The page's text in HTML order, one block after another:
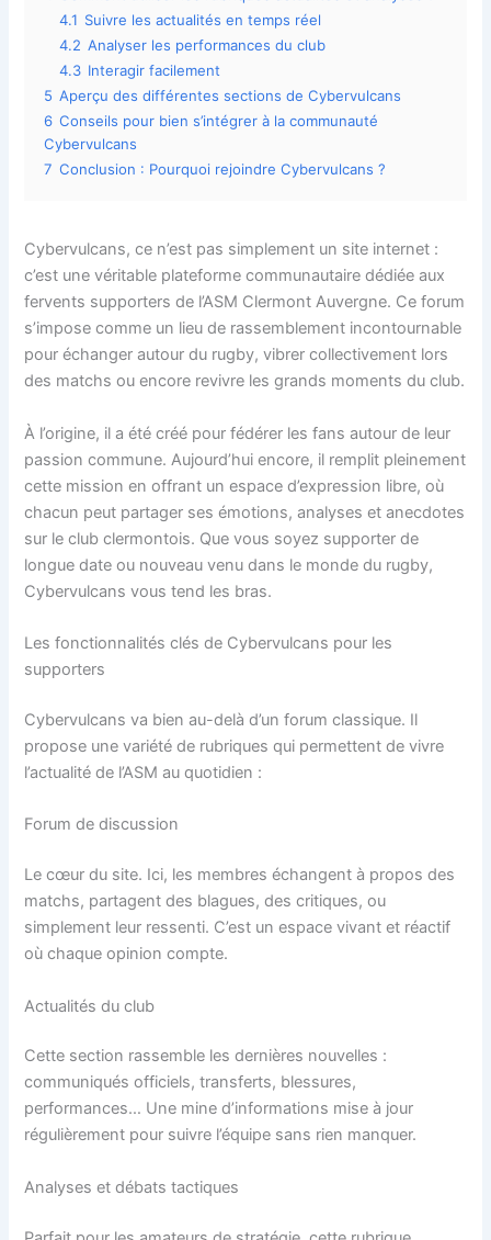
4.1 Suivre les actualités en temps réel
4.2 Analyser les performances du club
4.3 Interagir facilement
5 Aperçu des différentes sections de Cybervulcans
6 Conseils pour bien s’intégrer à la communauté
Cybervulcans
7 Conclusion : Pourquoi rejoindre Cybervulcans ?
Cybervulcans, ce n’est pas simplement un site internet :
c’est une véritable plateforme communautaire dédiée aux
fervents supporters de l’ASM Clermont Auvergne. Ce forum
s’impose comme un lieu de rassemblement incontournable
pour échanger autour du rugby, vibrer collectivement lors
des matchs ou encore revivre les grands moments du club.
À l’origine, il a été créé pour fédérer les fans autour de leur
passion commune. Aujourd’hui encore, il remplit pleinement
cette mission en offrant un espace d’expression libre, où
chacun peut partager ses émotions, analyses et anecdotes
sur le club clermontois. Que vous soyez supporter de
longue date ou nouveau venu dans le monde du rugby,
Cybervulcans vous tend les bras.
Les fonctionnalités clés de Cybervulcans pour les
supporters
Cybervulcans va bien au-delà d’un forum classique. Il
propose une variété de rubriques qui permettent de vivre
l’actualité de l’ASM au quotidien :
Forum de discussion
Le cœur du site. Ici, les membres échangent à propos des
matchs, partagent des blagues, des critiques, ou
simplement leur ressenti. C’est un espace vivant et réactif
où chaque opinion compte.
Actualités du club
Cette section rassemble les dernières nouvelles :
communiqués officiels, transferts, blessures,
performances… Une mine d’informations mise à jour
régulièrement pour suivre l’équipe sans rien manquer.
Analyses et débats tactiques